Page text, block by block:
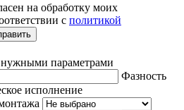
на обработку моих
с политикой
нужными параметрами
Фазность
исполнение